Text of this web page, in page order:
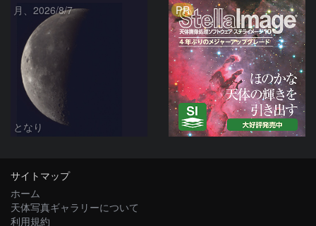
月、2026/8/7
となり
PR
サイトマップ
ホーム
天体写真ギャラリーについて
利用規約